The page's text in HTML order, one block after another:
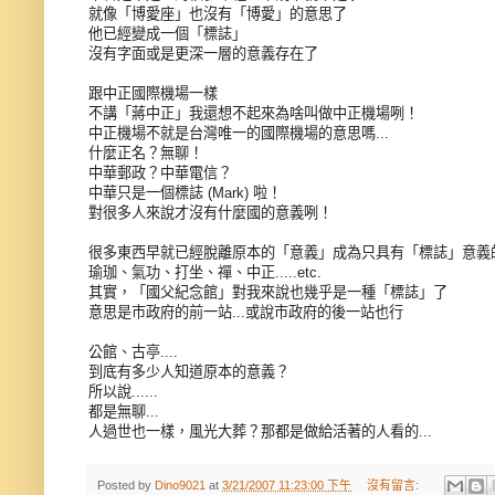
就像「博愛座」也沒有「博愛」的意思了
他已經變成一個「標誌」
沒有字面或是更深一層的意義存在了
跟中正國際機場一樣
不講「蔣中正」我還想不起來為啥叫做中正機場咧！
中正機場不就是台灣唯一的國際機場的意思嗎...
什麼正名？無聊！
中華郵政？中華電信？
中華只是一個標誌 (Mark) 啦！
對很多人來說才沒有什麼國的意義咧！
很多東西早就已經脫離原本的「意義」成為只具有「標誌」意義
瑜珈、氣功、打坐、禪、中正.....etc.
其實，「國父紀念館」對我來說也幾乎是一種「標誌」了
意思是市政府的前一站...或說市政府的後一站也行
公館、古亭....
到底有多少人知道原本的意義？
所以說......
都是無聊...
人過世也一樣，風光大葬？那都是做給活著的人看的...
Posted by Dino9021 at 3/21/2007 11:23:00 下午 沒有留言: